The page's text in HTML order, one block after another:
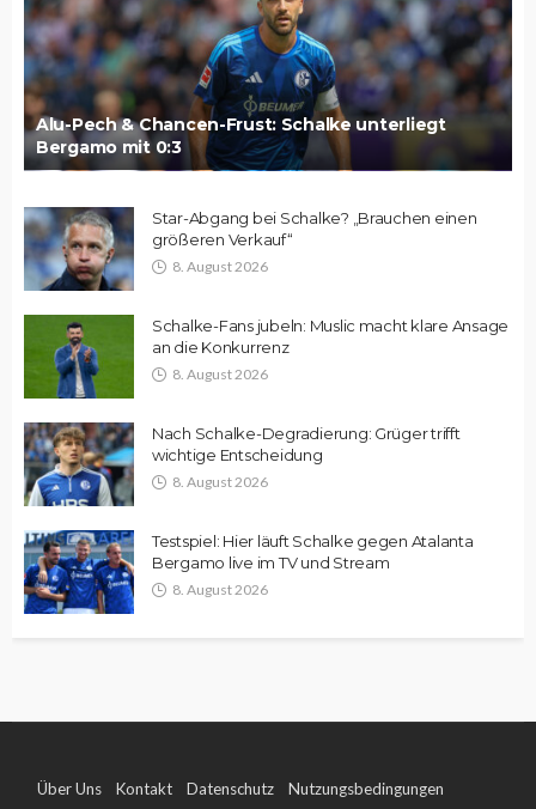
Alu-Pech & Chancen-Frust: Schalke unterliegt
Bergamo mit 0:3
Star-Abgang bei Schalke? „Brauchen einen
größeren Verkauf“
8. August 2026
Schalke-Fans jubeln: Muslic macht klare Ansage
an die Konkurrenz
8. August 2026
Nach Schalke-Degradierung: Grüger trifft
wichtige Entscheidung
8. August 2026
Testspiel: Hier läuft Schalke gegen Atalanta
Bergamo live im TV und Stream
8. August 2026
Über Uns Kontakt Datenschutz Nutzungsbedingungen